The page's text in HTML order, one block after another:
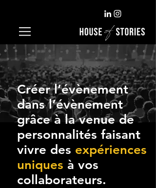
Créer l’évènement
dans l’évènement
grâce à la venue de
personnalités faisant
vivre des expériences
uniques à vos
collaborateurs.